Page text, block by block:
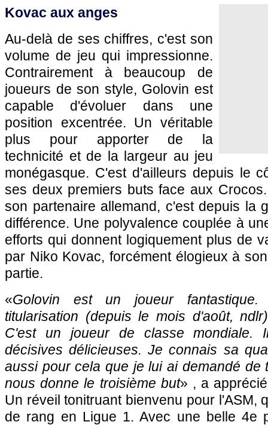
Kovac aux anges
Au-delà de ses chiffres, c'est son
volume de jeu qui impressionne.
Contrairement à beaucoup de
joueurs de son style, Golovin est
capable d'évoluer dans une
position excentrée. Un véritable
plus pour apporter de la
technicité et de la largeur au jeu
monégasque. C'est d'ailleurs depuis le
ses deux premiers buts face aux
son partenaire allemand, c'est depuis la
différence. Une polyvalence couplée à
efforts qui donnent logiquement plus de
par Niko Kovac, forcément élogieux à
partie.
«Golovin est un joueur
titularisation (depuis le mois d'août,
C'est un joueur de classe mondiale.
décisives délicieuses. Je connais sa
aussi pour cela que je lui ai demandé de
nous donne le troisième but» , a
Un réveil tonitruant bienvenu pour l'ASM,
de rang en Ligue 1. Avec une belle 4e